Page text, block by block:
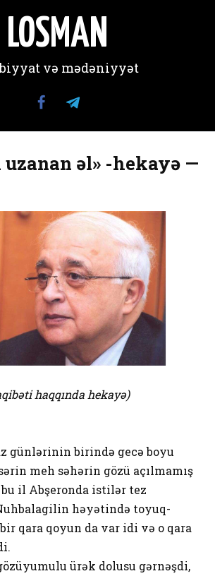
LOSMAN
və mədəniyyət
uzanan əl» -hekayə —
haqqında hekayə)
günlərinin birində gecə boyu
meh səhərin gözü açılmamış
il Abşeronda istilər tez
həyətində toyuq-
qara qoyun da var idi və o qara
ürək dolusu gərnəşdi,